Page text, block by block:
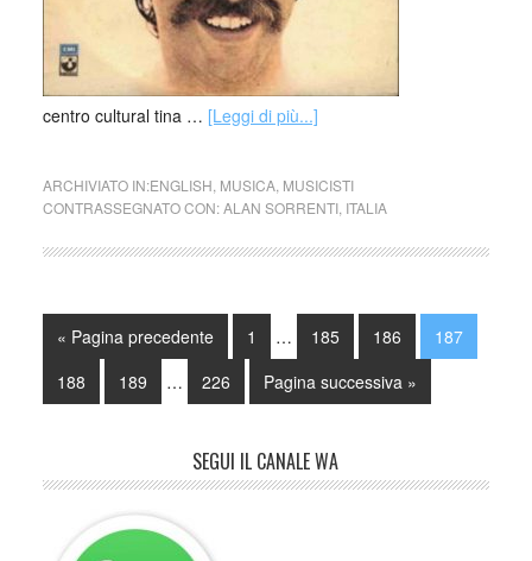
centro cultural tina … [Leggi di più...]
ARCHIVIATO IN:ENGLISH MUSICA, MUSICISTI
CONTRASSEGNATO CON:ALAN SORRENTI, ITALIA
« Pagina precedente 1 … 185 186
187
188
189 … 226 Pagina successiva »
SEGUI IL CANALE WA